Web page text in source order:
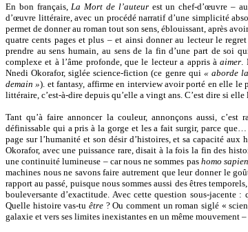
En bon français, La Mort de l’auteurest un chef-d’œuvre –
d’œuvre littéraire, avec un procédé narratif d’une simplicité
permet de donner au roman tout son sens, éblouissant, après
quatre cents pages et plus – et ainsi donner au lecteur le
prendre au sens humain, au sens de la fin d’une part de soi
complexe et à l’âme profonde, que le lecteur a appris àaimer
Nnedi Okorafor, siglée science-fiction (ce genre qui « aborde
demain »). et fantasy, affirme en interview avoir porté en elle le
littéraire, c’est-à-dire depuis qu’elle a vingt ans. C’est dire si
Tant qu’à faire annoncer la couleur, annonçons aussi,
définissable qui a pris à la gorge et les a fait surgir, parce
page sur l’humanité et son désir d’histoires, et sa capacité
Okorafor, avec une puissance rare, disait à la fois la fin des
une continuité lumineuse – car nous ne sommes pas homo
machines nous ne savons faire autrement que leur donner le
rapport au passé, puisque nous sommes aussi des êtres
bouleversante d’exactitude. Avec cette question sous-jacente
Quelle histoire vas-tuêtre ? Ou comment un roman siglé «
galaxie et vers ses limites inexistantes en un même mouvement